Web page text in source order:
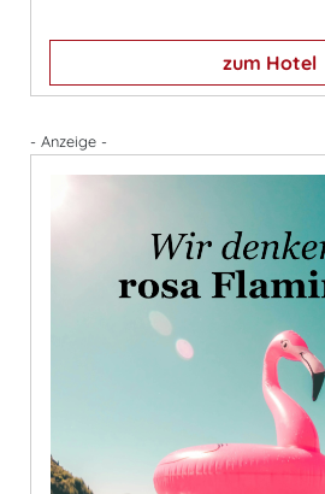
zum Hotel
- Anzeige -